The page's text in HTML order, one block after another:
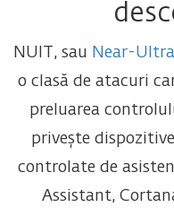
NUIT, sau Near-
o clasă de atacuri
preluarea
privește
controlate de
Assistant,